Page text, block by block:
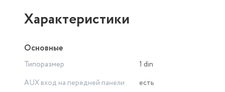
Характеристики
Основные
Типоразмер
1 din
AUX вход на передней панели
есть